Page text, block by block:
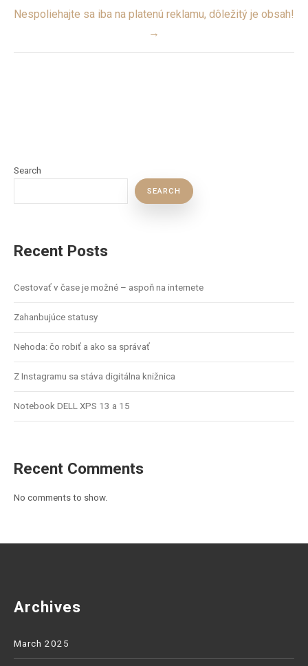
Nespoliehajte sa iba na platenú reklamu, dôležitý je obsah!
→
Search
SEARCH
Recent Posts
Cestovať v čase je možné – aspoň na internete
Zahanbujúce statusy
Nehoda: čo robiť a ako sa správať
Z Instagramu sa stáva digitálna knižnica
Notebook DELL XPS 13 a 15
Recent Comments
No comments to show.
Archives
March 2025